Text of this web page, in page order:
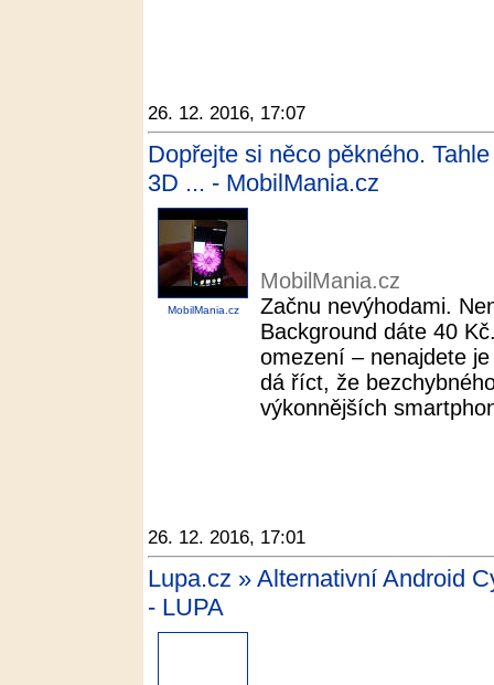
26. 12. 2016, 17:07
Dopřejte si něco pěkného.
3D ... - MobilMania.cz
MobilMania.cz
MobilMania.cz
Začnu nevýhodami.
Background dáte 40
omezení – nenajdete
dá říct, že
výkonnějších
26. 12. 2016, 17:01
Lupa.cz » Alternativní Android
- LUPA